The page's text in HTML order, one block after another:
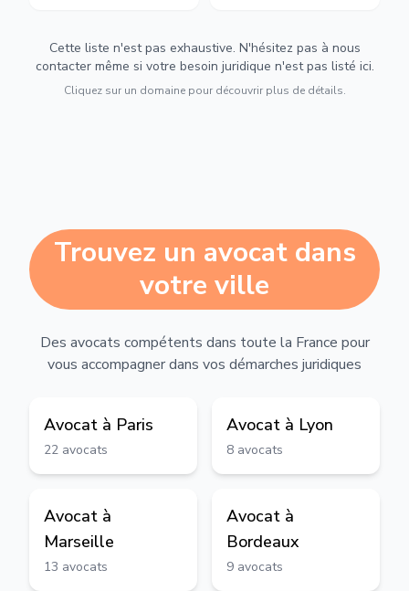
Cette liste n'est pas exhaustive. N'hésitez pas à nous
contacter même si votre besoin juridique n'est pas listé ici.
Cliquez sur un domaine pour découvrir plus de détails.
Trouvez un avocat dans
votre ville
Des avocats compétents dans toute la France pour
vous accompagner dans vos démarches juridiques
Avocat à Paris
22 avocats
Avocat à Lyon
8 avocats
Avocat à
Marseille
13 avocats
Avocat à
Bordeaux
9 avocats